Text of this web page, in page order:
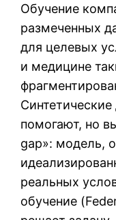
Обучение
размеченных
для целевых
и медицине
помогают, но
gap»: модель,
реальных
обучение